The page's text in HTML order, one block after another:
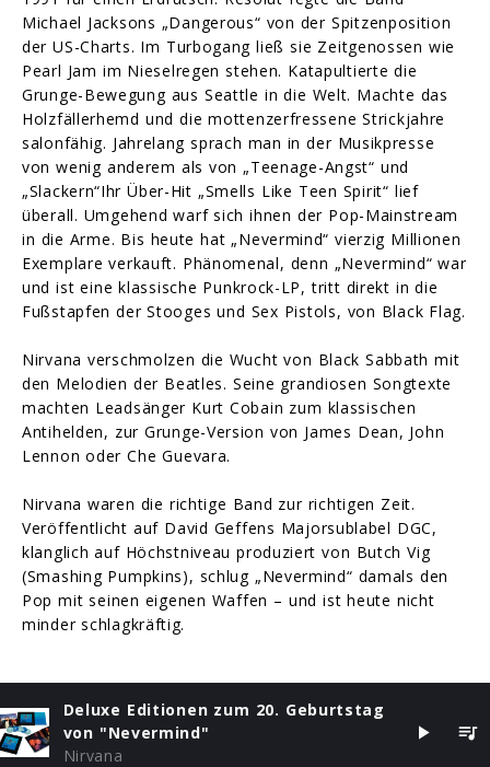
Michael Jacksons „Dangerous“ von der Spitzenposition
der US-Charts. Im Turbogang ließ sie Zeitgenossen wie
Pearl Jam im Nieselregen stehen. Katapultierte die
Grunge-Bewegung aus Seattle in die Welt. Machte das
Holzfällerhemd und die mottenzerfressene Strickjahre
salonfähig. Jahrelang sprach man in der Musikpresse
von wenig anderem als von „Teenage-Angst“ und
„Slackern“Ihr Über-Hit „Smells Like Teen Spirit“ lief
überall. Umgehend warf sich ihnen der Pop-Mainstream
in die Arme. Bis heute hat „Nevermind“ vierzig Millionen
Exemplare verkauft. Phänomenal, denn „Nevermind“ war
und ist eine klassische Punkrock-LP, tritt direkt in die
Fußstapfen der Stooges und Sex Pistols, von Black Flag.
Nirvana verschmolzen die Wucht von Black Sabbath mit
den Melodien der Beatles. Seine grandiosen Songtexte
machten Leadsänger Kurt Cobain zum klassischen
Antihelden, zur Grunge-Version von James Dean, John
Lennon oder Che Guevara.
Nirvana waren die richtige Band zur richtigen Zeit.
Veröffentlicht auf David Geffens Majorsublabel DGC,
klanglich auf Höchstniveau produziert von Butch Vig
(Smashing Pumpkins), schlug „Nevermind“ damals den
Pop mit seinen eigenen Waffen – und ist heute nicht
minder schlagkräftig.
Deluxe Editionen zum 20. Geburtstag
von "Nevermind"
Nirvana